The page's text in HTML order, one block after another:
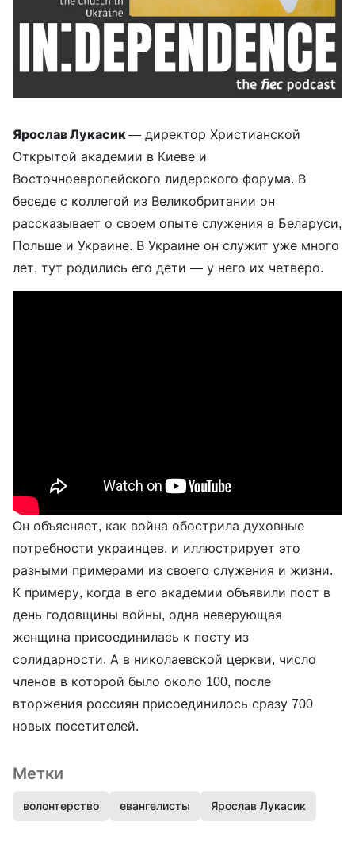
Ярослав Лукасик— директор Христианской
Открытой академии в Киеве и
Восточноевропейского лидерского форума. В
беседе с коллегой из Великобритании он
рассказывает о своем опыте служения в Беларуси,
Польше и Украине. В Украине он служит уже много
лет, тут родились его дети — у него их четверо.
Он объясняет, как война обострила духовные
потребности украинцев, и иллюстрирует это
разными примерами из своего служения и жизни.
К примеру, когда в его академии объявили пост в
день годовщины войны, одна неверующая
женщина присоединилась к посту из
солидарности. А в николаевской церкви, число
членов в которой было около 100, после
вторжения россиян присоединилось сразу 700
новых посетителей.
Метки
волонтерство евангелисты Ярослав Лукасик